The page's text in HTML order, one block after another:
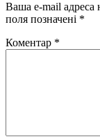
Ваша e-mail адреса
поля позначені *
Коментар *